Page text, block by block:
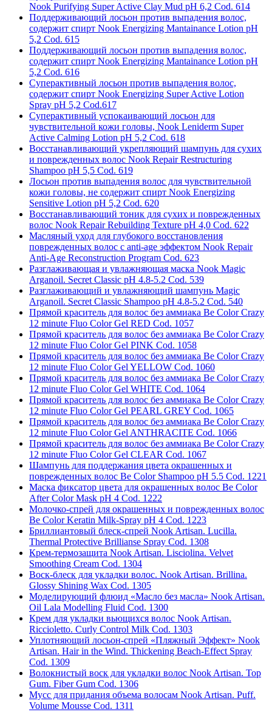
Nook Purifying Super Active Clay Mud pH 6,2 Cod. 614
Поддерживающий лосьон против выпадения волос,
содержит спирт Nook Energizing Mantainance Lotion pH
5,2 Cod. 615
Поддерживающий лосьон против выпадения волос,
содержит спирт Nook Energizing Mantainance Lotion pH
5,2 Cod. 616
Суперактивный лосьон против выпадения волос,
содержит спирт Nook Energizing Super Active Lotion
Spray pH 5,2 Cod.617
Суперактивный успокаивающий лосьон для
чувствительной кожи головы, Nook Leniderm Super
Active Calming Lotion pH 5,2 Cod. 618
Восстанавливающий укрепляющий шампунь для сухих
и поврежденных волос Nook Repair Restructuring
Shampoo pH 5,5 Cod. 619
Лосьон против выпадения волос для чувствительной
кожи головы, не содержит спирт Nook Energizing
Sensitive Lotion pH 5,2 Cod. 620
Восстанавливающий тоник для сухих и поврежденных
волос Nook Repair Rebuilding Texture pH 4,0 Cod. 622
Масляный уход для глубокого восстановления
поврежденных волос с anti-age эффектом Nook Repair
Anti-Age Reconstruction Program Cod. 623
Разглаживающая и увлажняющая маска Nook Magic
Arganoil. Secret Classic pH 4.8-5.2 Cod. 539
Разглаживающий и увлажняющий шампунь Magic
Arganoil. Secret Classic Shampoo pH 4.8-5.2 Cod. 540
Прямой краситель для волос без аммиака Be Color Crazy
12 minute Fluo Color Gel RED Cod. 1057
Прямой краситель для волос без аммиака Be Color Crazy
12 minute Fluo Color Gel PINK Cod. 1058
Прямой краситель для волос без аммиака Be Color Crazy
12 minute Fluo Color Gel YELLOW Cod. 1060
Прямой краситель для волос без аммиака Be Color Crazy
12 minute Fluo Color Gel WHITE Cod. 1064
Прямой краситель для волос без аммиака Be Color Crazy
12 minute Fluo Color Gel PEARL GREY Cod. 1065
Прямой краситель для волос без аммиака Be Color Crazy
12 minute Fluo Color Gel ANTHRACITE Cod. 1066
Прямой краситель для волос без аммиака Be Color Crazy
12 minute Fluo Color Gel CLEAR Cod. 1067
Шампунь для поддержания цвета окрашенных и
поврежденных волос Be Color Shampoo pH 5.5 Cod. 1221
Маска фиксатор цвета для окрашенных волос Be Color
After Color Mask pH 4 Cod. 1222
Молочко-спрей для окрашенных и поврежденных волос
Be Color Keratin Milk-Spray pH 4 Cod. 1223
Бриллиантовый блеск-спрей Nook Artisan. Lucilla.
Thermal Protective Brillianse Spray Cod. 1308
Крем-термозащита Nook Artisan. Lisciolina. Velvet
Smoothing Cream Cod. 1304
Воск-блеск для укладки волос. Nook Artisan. Brillina.
Glossy Shining Wax Cod. 1305
Моделирующий флюид «Масло без масла» Nook Artisan.
Oil Lala Modelling Fluid Cod. 1300
Крем для укладки вьющихся волос Nook Artisan.
Riccioletto. Curly Control Milk Cod. 1303
Уплотняющий лосьон-спрей «Пляжный Эффект» Nook
Artisan. Hair in the Wind. Thickening Beach-Effect Spray
Cod. 1309
Волокнистый воск для укладки волос Nook Artisan. Top
Gum. Fiber Gum Cod. 1306
Мусс для придания объема волосам Nook Artisan. Puff.
Volume Mousse Cod. 1311